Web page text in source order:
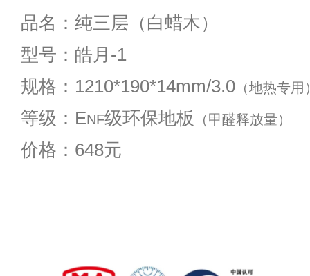
品名：纯三层（白蜡木）
型号：皓月-1
规格：1210*190*14mm/3.0 （地热专用
等级：ENF级环保地板 （甲醛释放量）
价格：648元